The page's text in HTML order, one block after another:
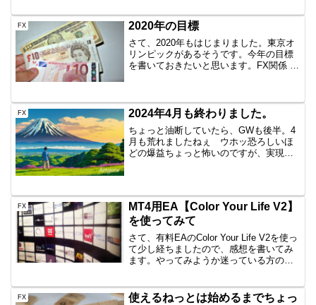
でも着実に利益を積んでいるのでいいん
ですけど。7月も...
FX 2020年の目標
さて、2020年もはじまりました。東京オ
リンピックがあるそうです。今年の目標
を書いておきたいと思います。FX関係 昨
すEA軍...
FX 2024年4月も終わりました。
ちょっと油断していたら、GWも後半。4
月も荒れましたねぇ ウホッ恐ろしいほ
どの爆益ちょっと怖いのですが、実現益
も、月末の大荒れが爆...
FX
MT4用EA【Color Your Life V2】
を使ってみて
さて、有料EAのColor Your Life V2を使っ
て少し経ちましたので、感想を書いてみ
ます。やってみようか迷っている方の参
13.48万から...
FX
使えるねっとは始めるまでちょっ